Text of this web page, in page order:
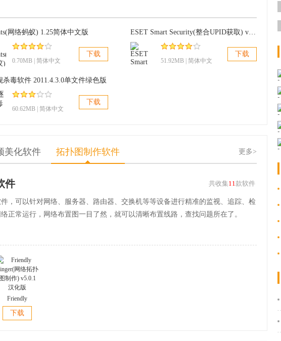
网络蚂蚁) 1.25简体中文版
0.70MB | 简体中文
下载
ESET Smart Security(整合UPID获取) v4.2.71.2汉化版
51.92MB | 简体中文
下载
杀毒软件 2011.4.3.0单文件绿色版
60.62MB | 简体中文
下载
美化软件 拓扑图制作软件 更多>
共收集11款软件
件
，可以针对网络、服务器、路由器、交换机等等设备进行精准的监视、追踪、检
正常运行，网络布置图一目了然，就可以清晰布置线路，查找问题所在了。
Friendly
Pinger(网络拓扑
图制作) v5.0.1
下载